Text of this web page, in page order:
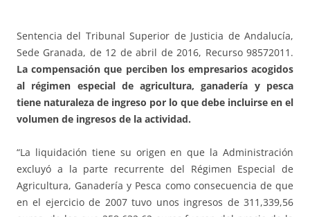
Sentencia del Tribunal Superior de Justicia de Andalucía,
Sede Granada, de 12 de abril de 2016, Recurso 98572011.
La compensación que perciben los empresarios acogidos
al régimen especial de agricultura, ganadería y pesca
tiene naturaleza de ingreso por lo que debe incluirse en el
volumen de ingresos de la actividad.
“La liquidación tiene su origen en que la Administración
excluyó a la parte recurrente del Régimen Especial de
Agricultura, Ganadería y Pesca como consecuencia de que
en el ejercicio de 2007 tuvo unos ingresos de 311,339,56